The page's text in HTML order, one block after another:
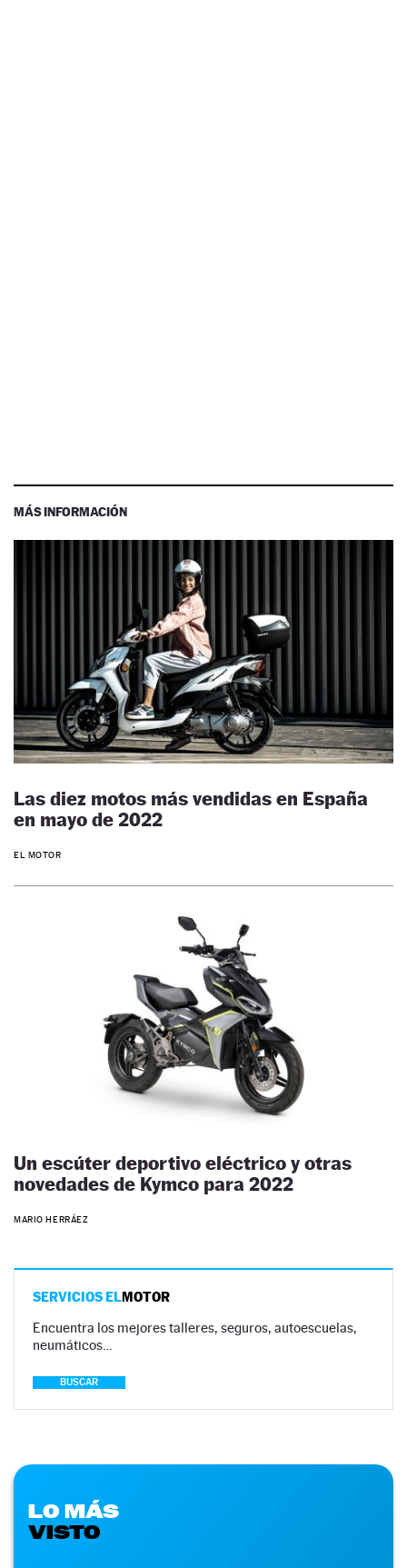
MÁS INFORMACIÓN
Las diez motos más vendidas en España
en mayo de 2022
EL MOTOR
Un escúter deportivo eléctrico y otras
novedades de Kymco para 2022
MARIO HERRÁEZ
SERVICIOS ELMOTOR
Encuentra los mejores talleres, seguros, autoescuelas,
neumáticos…
BUSCAR
LO MÁS
VISTO